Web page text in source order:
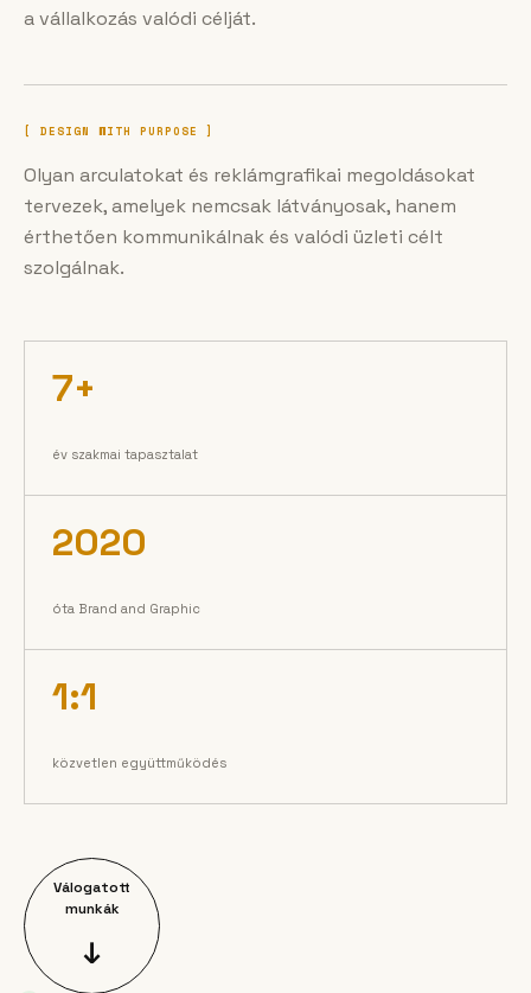
a vállalkozás valódi célját.
[ DESIGN WITH PURPOSE ]
Olyan arculatokat és reklámgrafikai megoldásokat
tervezek, amelyek nemcsak látványosak, hanem
érthetően kommunikálnak és valódi üzleti célt
szolgálnak.
7+
év szakmai tapasztalat
2020
óta Brand and Graphic
1:1
közvetlen együttműködés
Válogatott
munkák
↓